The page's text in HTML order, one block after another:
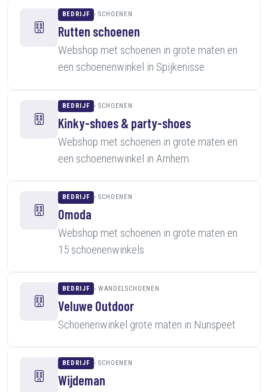
BEDRIJF SCHOENEN
Rutten schoenen
Webshop met schoenen in grote maten en
een schoenenwinkel in Spijkenisse
BEDRIJF SCHOENEN
Kinky-shoes & party-shoes
Webshop met schoenen in grote maten en
een schoenenwinkel in Arnhem
BEDRIJF SCHOENEN
Omoda
Webshop met schoenen in grote maten en
15 schoenenwinkels
BEDRIJF WANDELSCHOENEN
Veluwe Outdoor
Schoenenwinkel grote maten in Nunspeet
BEDRIJF SCHOENEN
Wijdeman